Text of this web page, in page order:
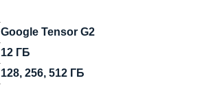
Google Tensor G2
12 ГБ
128, 256, 512 ГБ